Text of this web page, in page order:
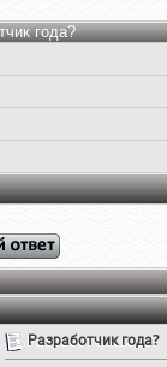
года?
Разработчик года?